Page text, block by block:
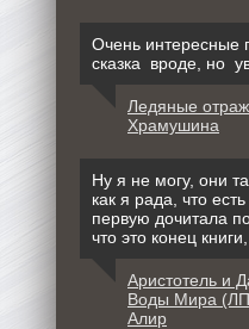
Очень интересные
сказка вроде, но
Ледяные
Храмушина
Ну я не могу, они
как я рада, что
первую дочитала
что это конец
Аристотель и
Воды Мира
Алир